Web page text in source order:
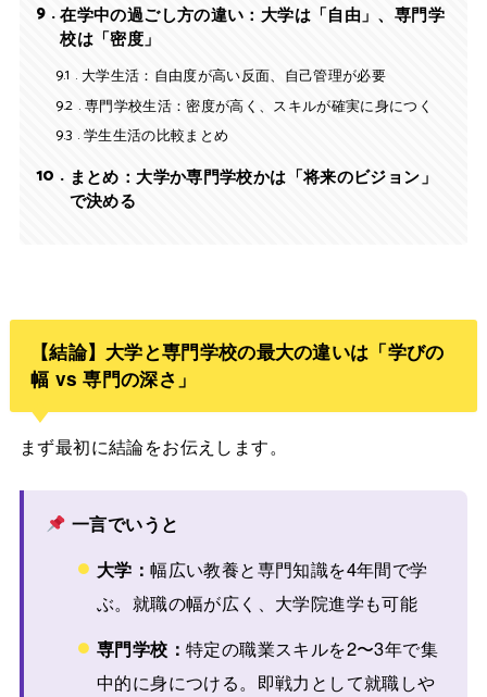
9
在学中の過ごし方の違い：大学は「自由」、専門学
校は「密度」
9.1
大学生活：自由度が高い反面、自己管理が必要
9.2 専門学校生活：密度が高く、スキルが確実に身につく
9.3 学生生活の比較まとめ
10
まとめ：大学か専門学校かは「将来のビジョン」
で決める
【結論】大学と専門学校の最大の違いは「学びの
幅 vs 専門の深さ」
まず最初に結論をお伝えします。
一言でいうと
大学：幅広い教養と専門知識を4年間で学
ぶ。就職の幅が広く、大学院進学も可能
専門学校： 特定の職業スキルを2〜3年で集
中的に身につける。即戦力として就職しや